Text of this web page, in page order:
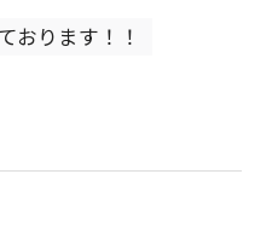
おります！！